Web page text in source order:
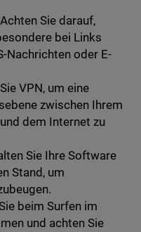
Achten Sie darauf,
bei Links
Nachrichten oder E-
VPN, um eine
zwischen Ihrem
dem Internet zu
Sie Ihre Software
Stand, um
beim Surfen im
und achten Sie